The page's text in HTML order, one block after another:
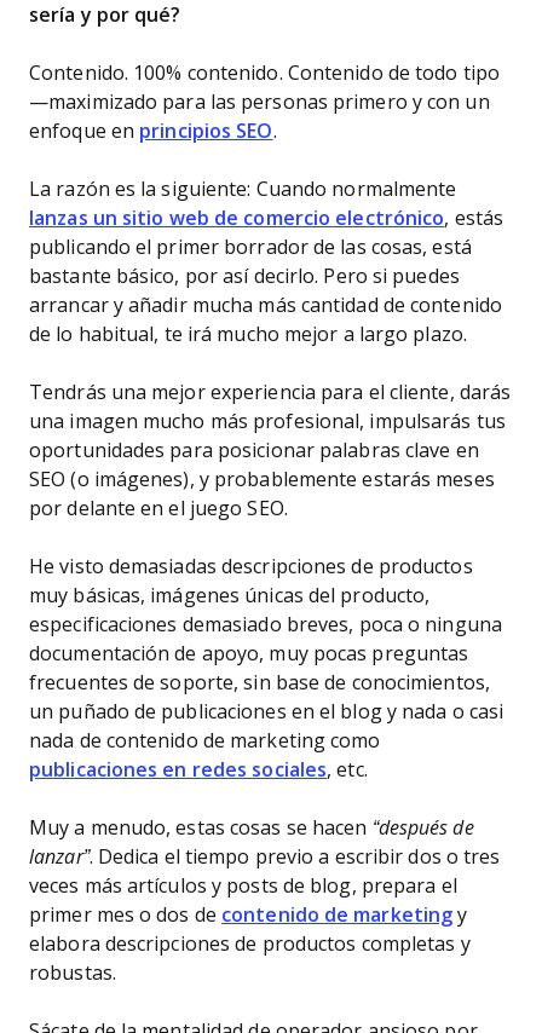
sería y por qué?
Contenido. 100% contenido. Contenido de todo tipo
—maximizado para las personas primero y con un
enfoque en principios SEO.
La razón es la siguiente: Cuando normalmente
lanzas un sitio web de comercio electrónico, estás
publicando el primer borrador de las cosas, está
bastante básico, por así decirlo. Pero si puedes
arrancar y añadir mucha más cantidad de contenido
de lo habitual, te irá mucho mejor a largo plazo.
Tendrás una mejor experiencia para el cliente, darás
una imagen mucho más profesional, impulsarás tus
oportunidades para posicionar palabras clave en
SEO (o imágenes), y probablemente estarás meses
por delante en el juego SEO.
He visto demasiadas descripciones de productos
muy básicas, imágenes únicas del producto,
especificaciones demasiado breves, poca o ninguna
documentación de apoyo, muy pocas preguntas
frecuentes de soporte, sin base de conocimientos,
un puñado de publicaciones en el blog y nada o casi
nada de contenido de marketing como
publicaciones en redes sociales, etc.
Muy a menudo, estas cosas se hacen “después de
lanzar”. Dedica el tiempo previo a escribir dos o tres
veces más artículos y posts de blog, prepara el
primer mes o dos de contenido de marketing y
elabora descripciones de productos completas y
robustas.